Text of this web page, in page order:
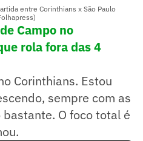
entre Corinthians x São Paulo
Campo no
rola fora das 4
Corinthians. Estou
sempre com as
O foco total é